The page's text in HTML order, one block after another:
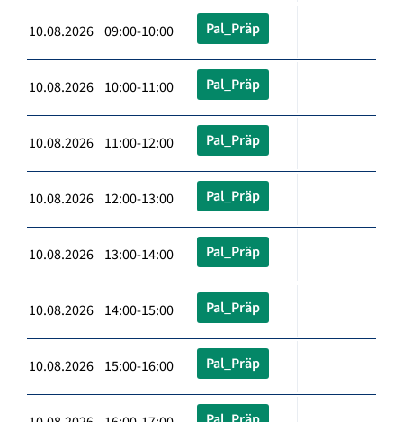
10.08.2026 09:00-10:00 Pal_Präp
10.08.2026 10:00-11:00 Pal_Präp
10.08.2026 11:00-12:00 Pal_Präp
10.08.2026 12:00-13:00 Pal_Präp
10.08.2026 13:00-14:00 Pal_Präp
10.08.2026 14:00-15:00 Pal_Präp
10.08.2026 15:00-16:00 Pal_Präp